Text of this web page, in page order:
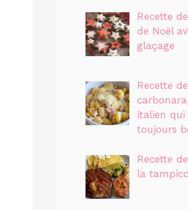
Recette
de Noël
glaçage
Recette
italien qui
toujours
Recette
la tampico